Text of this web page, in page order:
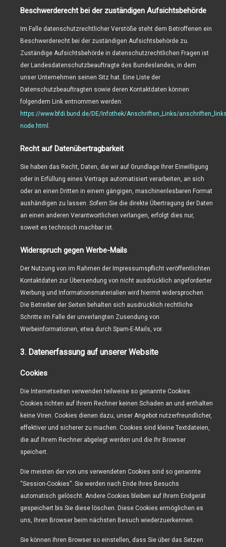
Beschwerderecht bei der zuständigen Aufsichtsbehörde
Im Falle datenschutzrechtlicher Verstöße steht dem Betroffenen ein
Beschwerderecht bei der zuständigen Aufsichtsbehörde zu.
Zuständige Aufsichtsbehörde in datenschutzrechtlichen Fragen ist
der Landesdatenschutzbeauftragte des Bundeslandes, in dem
unser Unternehmen seinen Sitz hat. Eine Liste der
Datenschutzbeauftragten sowie deren Kontaktdaten können
folgendem Link entnommen werden:
https://www.bfdi.bund.de/DE/Infothek/Anschriften_Links/
node.html .
Recht auf Datenübertragbarkeit
Sie haben das Recht, Daten, die wir auf Grundlage Ihrer Einwilligung
oder in Erfüllung eines Vertrags automatisiert verarbeiten, an sich
oder an einen Dritten in einem gängigen, maschinenlesbaren Format
aushändigen zu lassen. Sofern Sie die direkte Übertragung der Daten
an einen anderen Verantwortlichen verlangen, erfolgt dies nur,
soweit es technisch machbar ist.
Widerspruch gegen Werbe-Mails
Der Nutzung von im Rahmen der Impressumspflicht veröffentlichten
Kontaktdaten zur Übersendung von nicht ausdrücklich angeforderter
Werbung und Informationsmaterialien wird hiermit widersprochen.
Die Betreiber der Seiten behalten sich ausdrücklich rechtliche
Schritte im Falle der unverlangten Zusendung von
Werbeinformationen, etwa durch Spam-E-Mails, vor.
3. Datenerfassung auf unserer Website
Cookies
Die Internetseiten verwenden teilweise so genannte Cookies.
Cookies richten auf Ihrem Rechner keinen Schaden an und enthalten
keine Viren. Cookies dienen dazu, unser Angebot nutzerfreundlicher,
effektiver und sicherer zu machen. Cookies sind kleine Textdateien,
die auf Ihrem Rechner abgelegt werden und die Ihr Browser
speichert.
Die meisten der von uns verwendeten Cookies sind so genannte
“Session-Cookies”. Sie werden nach Ende Ihres Besuchs
automatisch gelöscht. Andere Cookies bleiben auf Ihrem Endgerät
gespeichert bis Sie diese löschen. Diese Cookies ermöglichen es
uns, Ihren Browser beim nächsten Besuch wiederzuerkennen.
Sie können Ihren Browser so einstellen, dass Sie über das Setzen